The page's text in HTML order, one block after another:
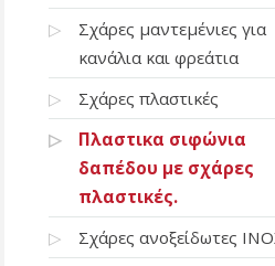
Σχάρες μαντεμένιες για
κανάλια και φρεάτια
Σχάρες πλαστικές
Πλαστικα σιφώνια
δαπέδου με σχάρες
πλαστικές.
Σχάρες ανοξείδωτες